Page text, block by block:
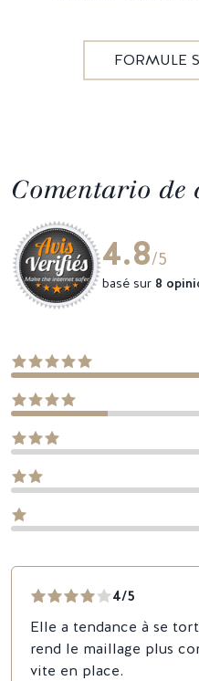
FORMULE
Comentario de
4.8/5
basé sur 8
4/5
Elle a tendance à se
rend le maillage plus
vite en place.